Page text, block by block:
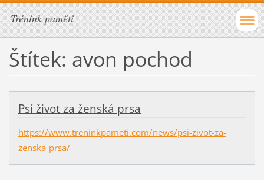
Trénink paměti
Štítek: avon pochod
Psí život za ženská prsa
https://www.treninkpameti.com/news/psi-zivot-za-
zenska-prsa/